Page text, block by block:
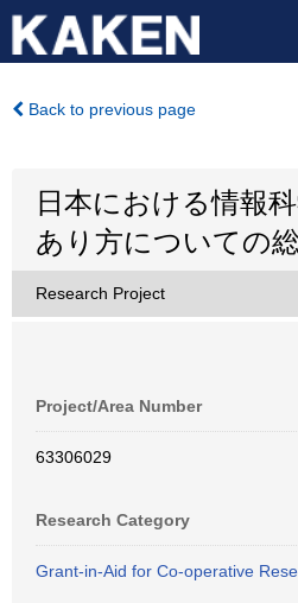
Back to previous page
日本における情報
あり方についての
Research Project
Project/Area Number
63306029
Research Category
Grant-in-Aid for Co-operative